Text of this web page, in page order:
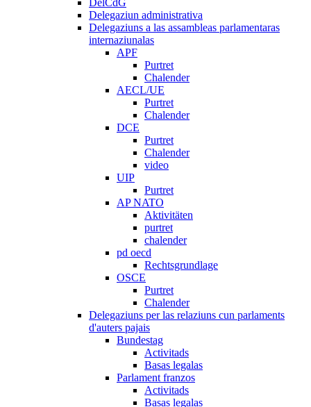
DelCdG
Delegaziun administrativa
Delegaziuns a las assambleas parlamentaras
internaziunalas
APF
Purtret
Chalender
AECL/UE
Purtret
Chalender
DCE
Purtret
Chalender
video
UIP
Purtret
AP NATO
Aktivitäten
purtret
chalender
pd oecd
Rechtsgrundlage
OSCE
Purtret
Chalender
Delegaziuns per las relaziuns cun parlaments
d'auters pajais
Bundestag
Activitads
Basas legalas
Parlament franzos
Activitads
Basas legalas